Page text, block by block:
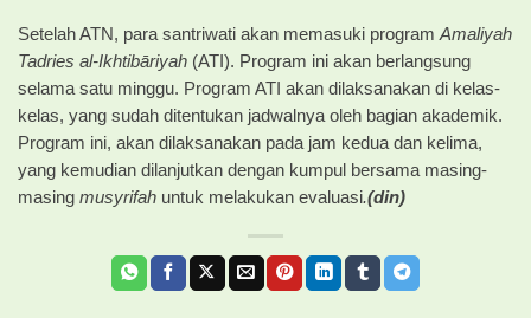
Setelah ATN, para santriwati akan memasuki program Amaliyah
Tadries al-Ikhtibāriyah (ATI). Program ini akan berlangsung
selama satu minggu. Program ATI akan dilaksanakan di kelas-
kelas, yang sudah ditentukan jadwalnya oleh bagian akademik.
Program ini, akan dilaksanakan pada jam kedua dan kelima,
yang kemudian dilanjutkan dengan kumpul bersama masing-
masing musyrifah untuk melakukan evaluasi.(din)